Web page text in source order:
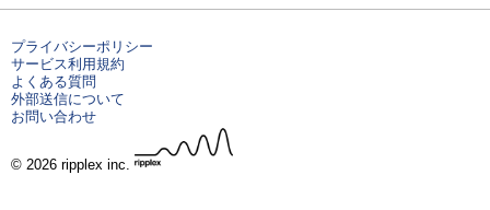
プライバシーポリシー
サービス利用規約
よくある質問
外部送信について
お問い合わせ
© 2026 ripplex inc.